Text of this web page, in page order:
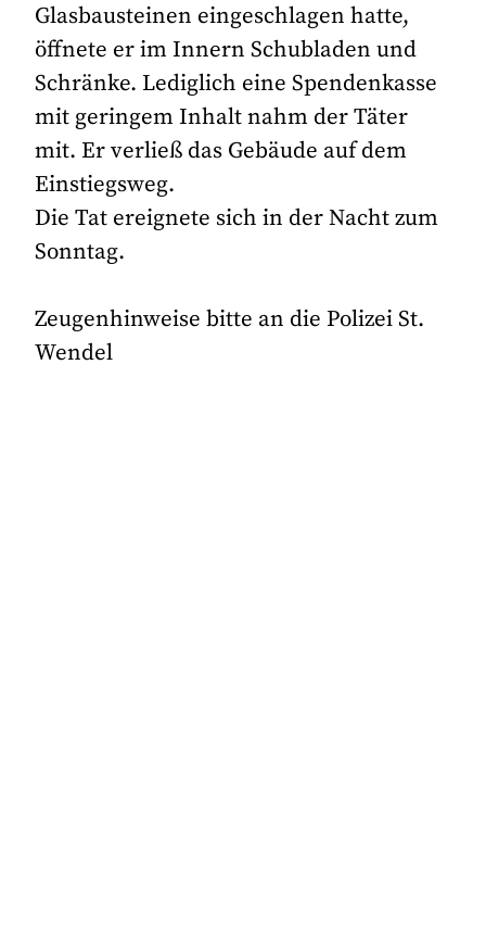
Glasbausteinen eingeschlagen hatte,
öffnete er im Innern Schubladen und
Schränke. Lediglich eine Spendenkasse
mit geringem Inhalt nahm der Täter
mit. Er verließ das Gebäude auf dem
Einstiegsweg.
Die Tat ereignete sich in der Nacht zum
Sonntag.
Zeugenhinweise bitte an die Polizei St.
Wendel